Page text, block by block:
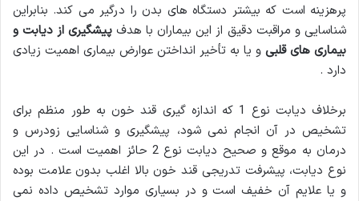
پرهزینه است كه بیشتر دستگاه های بدن را درگیر می كند. بنابراین
شناسایی و مراقبت دقیق از این بیماران با هدفپیشگیری از دیابت و
بیماری های قلبی و یا به تأخیر انداختن عوارض بیماری اهمیت زیادی
دارد .
برخلاف دیابت نوع 1 كه اندازه گیری قند خون به طور منظم برای
تشخیص در آن انجام نمی شود، پیشگیری و شناسایی زودرس و
درمان به موقع و صحیح دیابت نوع 2 حائز اهمیت است . در این
نوع دیابت، پیشرفت تدریجی قند خون بالا اغلب بدون علامت بوده
و یا علایم آن خفیف است و در بسیاری موارد تشخیص داده نمی